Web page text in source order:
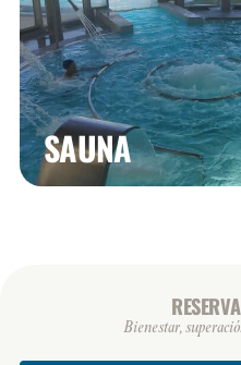
SAUNA
Bienestar,